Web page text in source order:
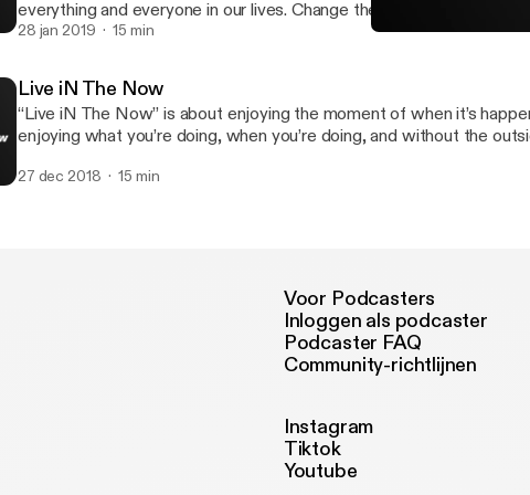
everything and everyone in our lives. Change the “Attitude” in your
the changes in your life. YOU and only YOU have the power over
28 jan 2019 15 min
Live iN The Now
“Live iN The Now” is about enjoying the moment of when it’s
enjoying what you’re doing, when you’re doing, and without the
27 dec 2018 15 min
Voor Podcasters
Inloggen als podcaster
Podcaster FAQ
Community-richtlijnen
Instagram
Tiktok
Youtube